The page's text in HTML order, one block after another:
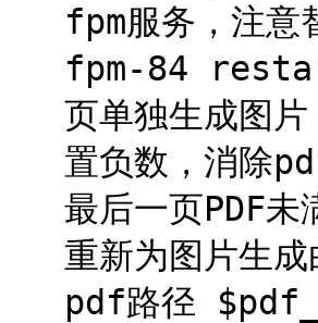
fpm服务，
fpm-84
页单独生成图
置负数，消除
最后一页PDF
重新为图片生
pdf路径